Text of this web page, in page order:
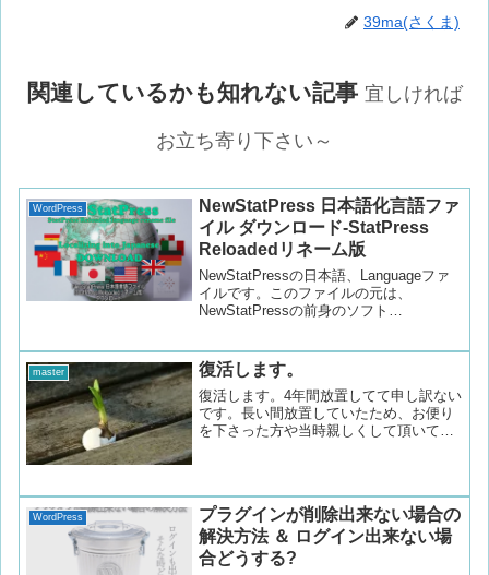
39ma(さくま)
関連しているかも知れない記事 宜しければ
お立ち寄り下さい～
WordPress
NewStatPress 日本語化言語ファ
イル ダウンロード-StatPress
Reloadedリネーム版
NewStatPressの日本語、Languageファ
イルです。このファイルの元は、
NewStatPressの前身のソフト
をリネームして、Poeditで確認しただけ
のものです。一応、リネームファイルで
はなく、NewStatPress の 日本語化ファ
イルを、気が向いた時等に、ちょいちょ
い書いています。他のお気に入りのプラ
download頁設けます。それまで待てない
方、お急ぎの方は、宜しければお使い下
さい。
master 復活します。
復活します。4年間放置してて申し訳ない
です。長い間放置していたため、お便り
を下さった方や当時親しくして頂いてい
ったと記憶してます。何***
WordPress
プラグインが削除出来ない場合の
解決方法 ＆ ログイン出来ない場
合どうする?